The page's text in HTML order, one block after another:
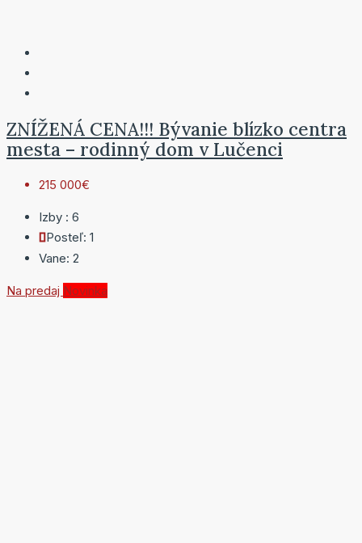
ZNÍŽENÁ CENA!!! Bývanie blízko centra
mesta – rodinný dom v Lučenci
215 000€
Izby : 6
Posteľ: 1
Vane: 2
Na predaj Novinka